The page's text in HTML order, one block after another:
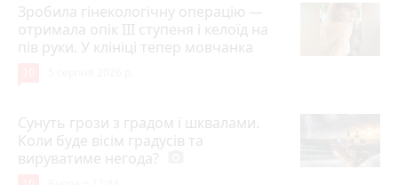
Зробила гінекологічну операцію —
отримала опік ІІІ ступеня і келоїд на
пів руки. У клініці тепер мовчанка
Сунуть грози з градом і шквалами.
Коли буде вісім градусів та
вируватиме негода?